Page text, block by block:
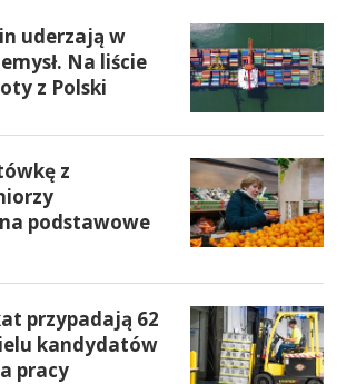
uderzają w
Na liście
z Polski
z
podstawowe
przypadają 62
kandydatów
pracy